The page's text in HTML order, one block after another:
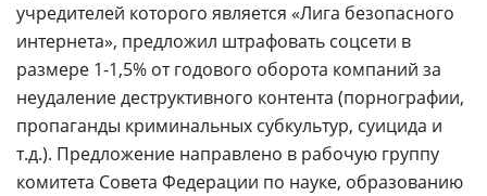
учредителей которого является «Лига безопасного
интернета», предложил штрафовать соцсети в
размере 1-1,5% от годового оборота компаний за
неудаление деструктивного контента (порнографии,
пропаганды криминальных субкультур, суицида и
т.д.). Предложение направлено в рабочую группу
комитета Совета Федерации по науке, образованию